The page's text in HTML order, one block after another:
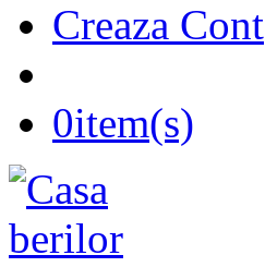
Creaza Cont
0item(s)